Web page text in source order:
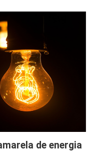
de energia